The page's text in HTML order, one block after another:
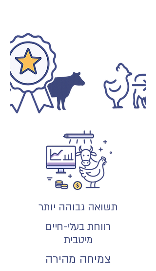
תשואה גבוהה יותר
רווחת בעלי-חיים
מיטבית
צמיחה מהירה